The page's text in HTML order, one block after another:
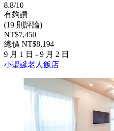
8.8/10
有夠讚
(19 則評論)
NT$7,450
總價 NT$8,194
9 月 1 日 - 9 月 2 日
小聖誕老人飯店